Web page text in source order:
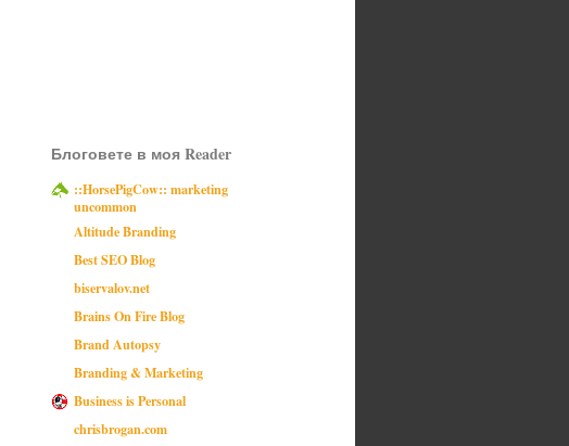
Блоговете в моя Reader
::HorsePigCow:: marketing
uncommon
Altitude Branding
Best SEO Blog
biservalov.net
Brains On Fire Blog
Brand Autopsy
Branding & Marketing
Business is Personal
chrisbrogan.com